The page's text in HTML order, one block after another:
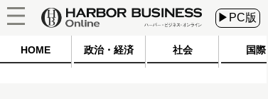
▶PC版
HOME 政治・経済 社会 国際